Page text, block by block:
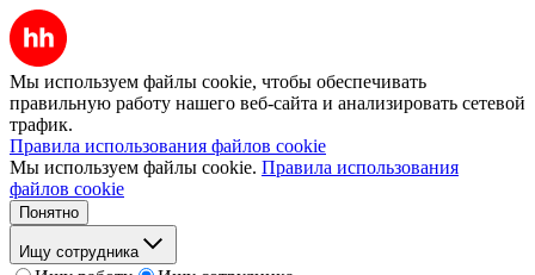
Мы используем файлы cookie, чтобы обеспечивать
правильную работу нашего веб-сайта и анализировать сетевой
трафик.
Правила использования файлов cookie
Мы используем файлы cookie. Правила использования
файлов cookie
Понятно
Ищу сотрудника